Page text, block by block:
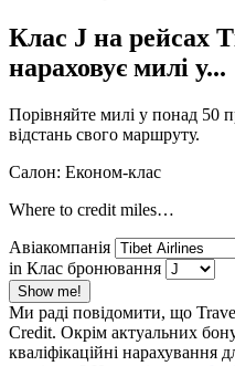
Клас J на рейсах
нараховує милі у...
Порівняйте милі у понад 50
відстань свого маршруту.
Салон: Економ-клас
Where to credit miles…
Авіакомпанія
in Клас бронювання
Show me!
Ми раді повідомити, що
Credit. Окрім актуальних
кваліфікаційні нарахування